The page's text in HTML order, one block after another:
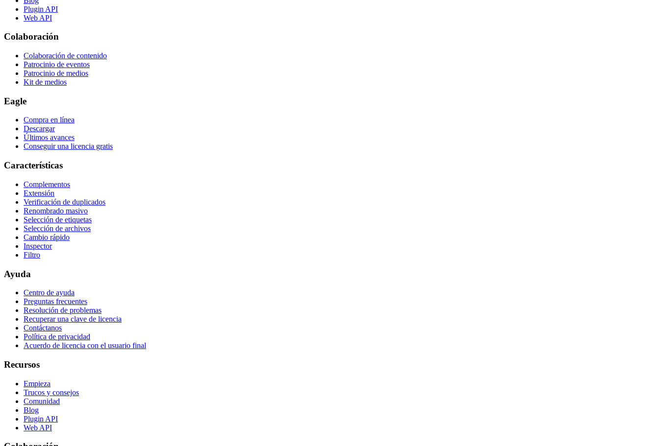
Plugin API
Web API
Colaboración
Colaboración de contenido
Patrocinio de eventos
Patrocinio de medios
Kit de medios
Eagle
Compra en línea
Descargar
Últimos avances
Conseguir una licencia gratis
Características
Complementos
Extensión
Verificación de duplicados
Renombrado masivo
Selección de etiquetas
Selección de archivos
Cambio rápido
Inspector
Filtro
Ayuda
Centro de ayuda
Preguntas frecuentes
Resolución de problemas
Recuperar una clave de licencia
Contáctanos
Política de privacidad
Acuerdo de licencia con el usuario final
Recursos
Empieza
Trucos y consejos
Comunidad
Blog
Plugin API
Web API